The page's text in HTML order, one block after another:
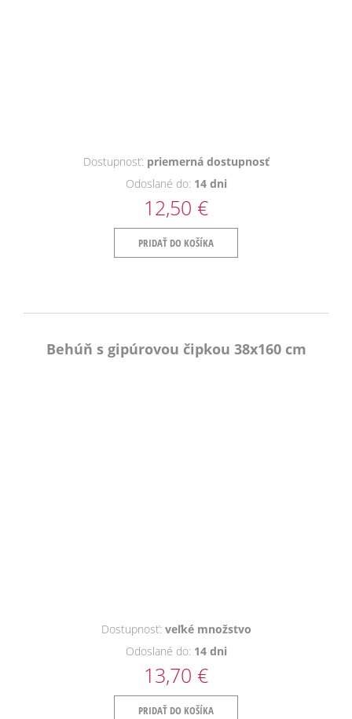
Dostupnosť: priemerná dostupnosť
Odoslané do: 14 dni
12,50 €
PRIDAŤ DO KOŠÍKA
Behúň s gipúrovou čipkou 38x160 cm
Dostupnosť: veľké množstvo
Odoslané do: 14 dni
13,70 €
PRIDAŤ DO KOŠÍKA